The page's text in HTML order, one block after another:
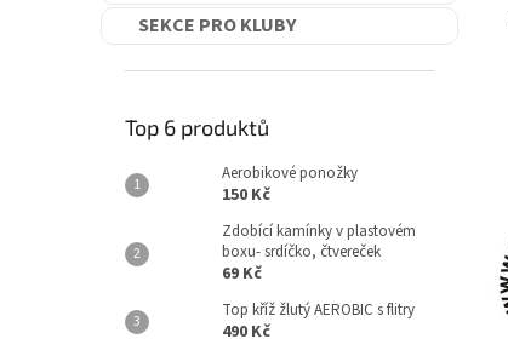
SEKCE PRO KLUBY
Top 6 produktů
Aerobikové ponožky
150 Kč
Zdobící kamínky v plastovém
boxu- srdíčko, čtvereček
69 Kč
Top kříž žlutý AEROBIC s flitry
490 Kč